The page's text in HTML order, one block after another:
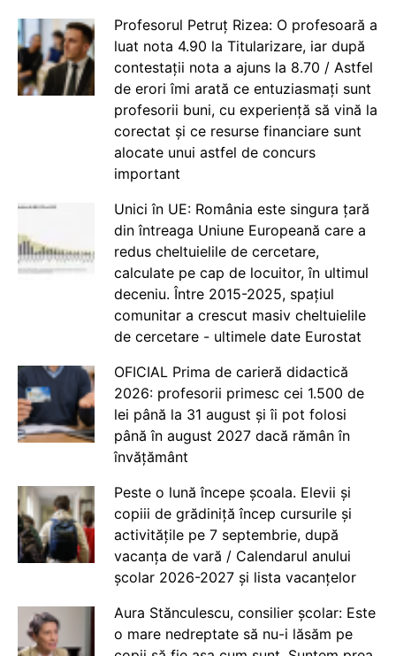
Profesorul Petruț Rizea: O profesoară a
luat nota 4.90 la Titularizare, iar după
contestații nota a ajuns la 8.70 / Astfel
de erori îmi arată ce entuziasmați sunt
profesorii buni, cu experiență să vină la
corectat și ce resurse financiare sunt
alocate unui astfel de concurs
important
Unici în UE: România este singura țară
din întreaga Uniune Europeană care a
redus cheltuielile de cercetare,
calculate pe cap de locuitor, în ultimul
deceniu. Între 2015-2025, spațiul
comunitar a crescut masiv cheltuielile
de cercetare - ultimele date Eurostat
OFICIAL Prima de carieră didactică
2026: profesorii primesc cei 1.500 de
lei până la 31 august și îi pot folosi
până în august 2027 dacă rămân în
învățământ
Peste o lună începe școala. Elevii și
copiii de grădiniță încep cursurile și
activitățile pe 7 septembrie, după
vacanța de vară / Calendarul anului
școlar 2026-2027 și lista vacanțelor
Aura Stănculescu, consilier școlar: Este
o mare nedreptate să nu-i lăsăm pe